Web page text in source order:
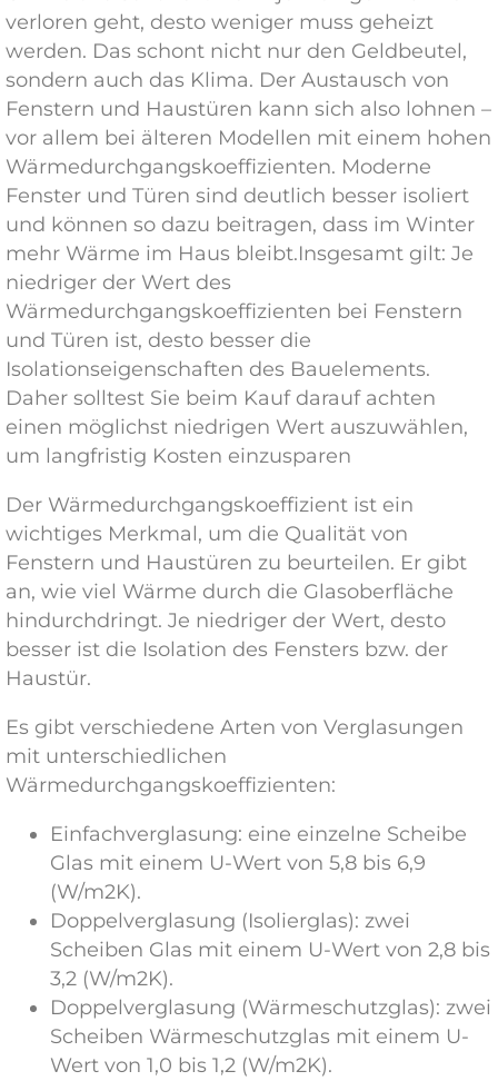
verloren geht, desto weniger muss geheizt
werden. Das schont nicht nur den Geldbeutel,
sondern auch das Klima. Der Austausch von
Fenstern und Haustüren kann sich also lohnen –
vor allem bei älteren Modellen mit einem hohen
Wärmedurchgangskoeffizienten. Moderne
Fenster und Türen sind deutlich besser isoliert
und können so dazu beitragen, dass im Winter
mehr Wärme im Haus bleibt.Insgesamt gilt: Je
niedriger der Wert des
Wärmedurchgangskoeffizienten bei Fenstern
und Türen ist, desto besser die
Isolationseigenschaften des Bauelements.
Daher solltest Sie beim Kauf darauf achten
einen möglichst niedrigen Wert auszuwählen,
um langfristig Kosten einzusparen
Der Wärmedurchgangskoeffizient ist ein
wichtiges Merkmal, um die Qualität von
Fenstern und Haustüren zu beurteilen. Er gibt
an, wie viel Wärme durch die Glasoberfläche
hindurchdringt. Je niedriger der Wert, desto
besser ist die Isolation des Fensters bzw. der
Haustür.
Es gibt verschiedene Arten von Verglasungen
mit unterschiedlichen
Wärmedurchgangskoeffizienten:
Einfachverglasung: eine einzelne Scheibe
Glas mit einem U-Wert von 5,8 bis 6,9
(W/m2K).
Doppelverglasung (Isolierglas): zwei
Scheiben Glas mit einem U-Wert von 2,8 bis
3,2 (W/m2K).
Doppelverglasung (Wärmeschutzglas): zwei
Scheiben Wärmeschutzglas mit einem U-
Wert von 1,0 bis 1,2 (W/m2K).